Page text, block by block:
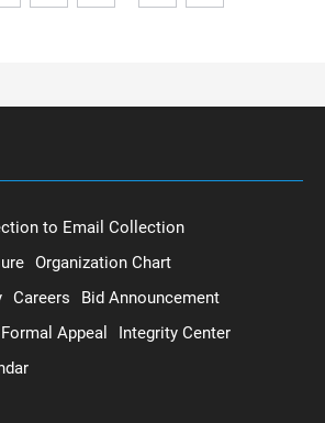
to Email Collection
Organization Chart
Careers
Bid Announcement
Formal Appeal
Integrity Center